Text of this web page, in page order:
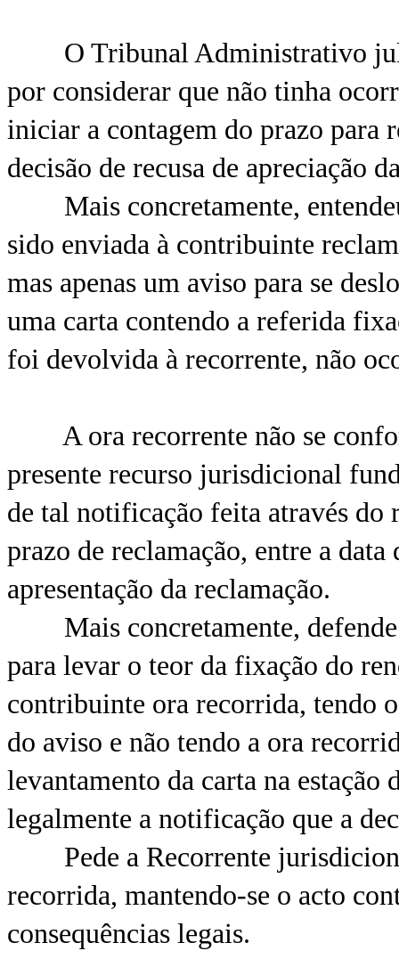
O Tribunal Administrativo
por considerar que não tinha
iniciar a contagem do prazo para
decisão de recusa de apreciação
Mais concretamente,
sido enviada à contribuinte
mas apenas um aviso para se
uma carta contendo a referida
foi devolvida à recorrente, não
A ora recorrente não se
presente recurso jurisdicional
de tal notificação feita através do
prazo de reclamação, entre a
apresentação da reclamação.
Mais concretamente, defende
para levar o teor da fixação do
contribuinte ora recorrida, tendo
do aviso e não tendo a ora
levantamento da carta na estação
legalmente a notificação que a
Pede a Recorrente
recorrida, mantendo-se o acto
consequências legais.